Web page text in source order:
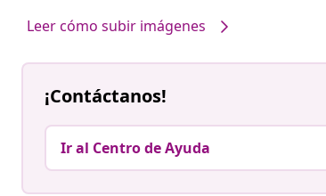
Leer cómo subir imágenes
¡Contáctanos!
Ir al Centro de Ayuda